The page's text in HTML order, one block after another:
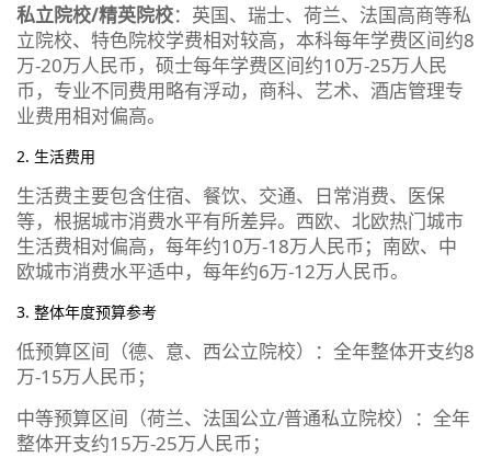
私立院校/精英院校：英国、瑞士、荷兰、法国高商等私
立院校、特色院校学费相对较高，本科每年学费区间约8
万-20万人民币，硕士每年学费区间约10万-25万人民
币，专业不同费用略有浮动，商科、艺术、酒店管理专
业费用相对偏高。
2. 生活费用
生活费主要包含住宿、餐饮、交通、日常消费、医保
等，根据城市消费水平有所差异。西欧、北欧热门城市
生活费相对偏高，每年约10万-18万人民币；南欧、中
欧城市消费水平适中，每年约6万-12万人民币。
3. 整体年度预算参考
低预算区间（德、意、西公立院校）：全年整体开支约8
万-15万人民币；
中等预算区间（荷兰、法国公立/普通私立院校）：全年
整体开支约15万-25万人民币；